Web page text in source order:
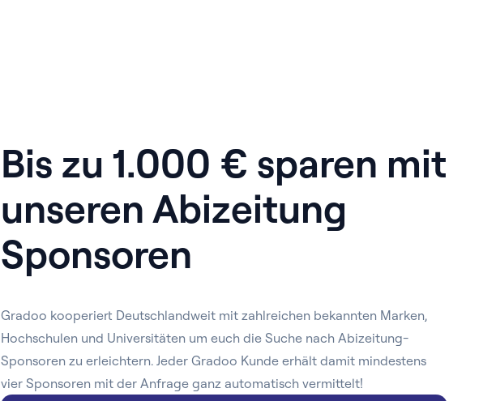
Bis zu 1.000 € sparen mit
unseren Abizeitung
Sponsoren
Gradoo kooperiert Deutschlandweit mit zahlreichen bekannten Marken,
Hochschulen und Universitäten um euch die Suche nach Abizeitung-
Sponsoren zu erleichtern. Jeder Gradoo Kunde erhält damit mindestens
vier Sponsoren mit der Anfrage ganz automatisch vermittelt!